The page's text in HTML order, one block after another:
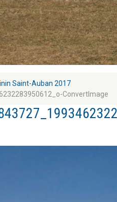
Saint-Auban 2017
ConvertImage